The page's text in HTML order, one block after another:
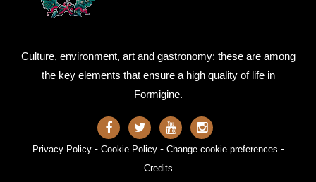
Culture, environment, art and gastronomy: these are among
the key elements that ensure a high quality of life in
Formigine.
Privacy Policy- Cookie Policy- Change cookie preferences -
Credits